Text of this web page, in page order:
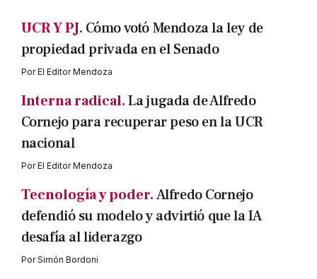
UCR Y PJ. Cómo votó Mendoza la ley de
propiedad privada en el Senado
PorEl Editor Mendoza
Interna radical.La jugada de Alfredo
Cornejo para recuperar peso en la UCR
nacional
PorEl Editor Mendoza
Tecnología y poder.Alfredo Cornejo
defendió su modelo y advirtió que la IA
desafía al liderazgo
PorSimón Bordoni